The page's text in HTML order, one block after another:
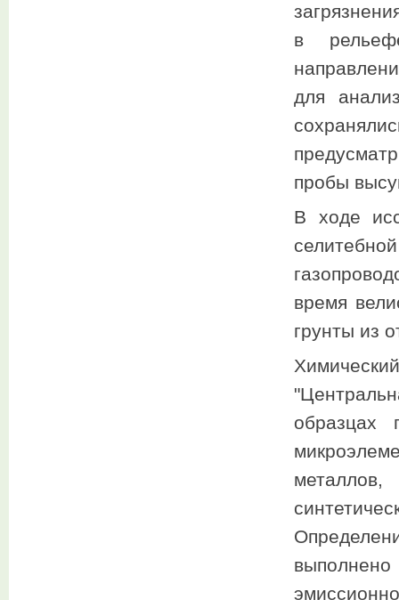
в
для
пробы
В ходе
время
грунты из
образцах